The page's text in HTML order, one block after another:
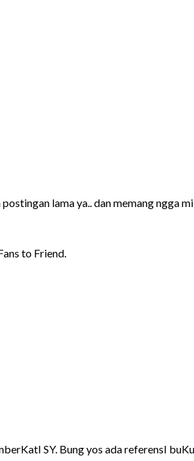
lama ya.. dan memang ngga
to Friend.
SY. Bung yos ada referensI